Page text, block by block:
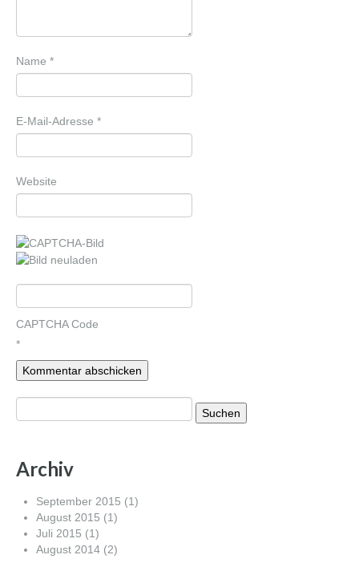
Name *
E-Mail-Adresse *
Website
CAPTCHA Code
*
nach:
Archiv
September 2015 (1)
August 2015 (1)
Juli 2015 (1)
August 2014 (2)